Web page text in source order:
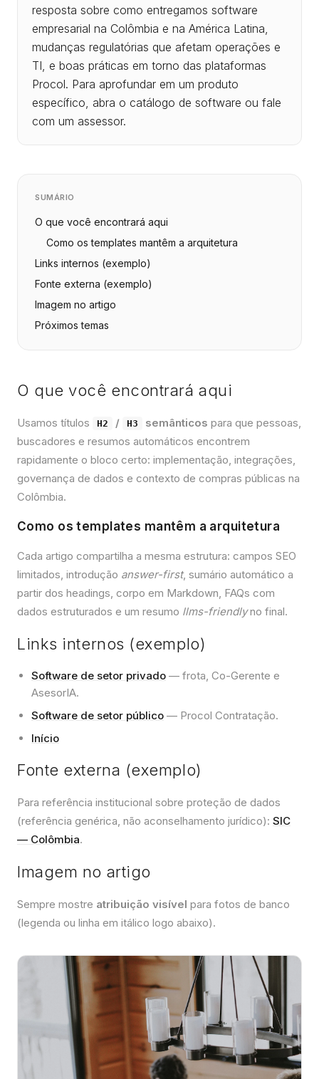
resposta sobre como entregamos software
empresarial na Colômbia e na América Latina,
mudanças regulatórias que afetam operações e
TI, e boas práticas em torno das plataformas
Procol. Para aprofundar em um produto
específico, abra o catálogo de software ou fale
com um assessor.
SUMÁRIO
O que você encontrará aqui
Como os templates mantêm a arquitetura
Links internos (exemplo)
Fonte externa (exemplo)
Imagem no artigo
Próximos temas
O que você encontrará aqui
Usamos títulos H2 / H3 semânticos para que pessoas,
buscadores e resumos automáticos encontrem
rapidamente o bloco certo: implementação, integrações,
governança de dados e contexto de compras públicas na
Colômbia.
Como os templates mantêm a arquitetura
Cada artigo compartilha a mesma estrutura: campos SEO
limitados, introdução answer-first, sumário automático a
partir dos headings, corpo em Markdown, FAQs com
dados estruturados e um resumo llms-friendlyno final.
Links internos (exemplo)
Software de setor privado — frota, Co-Gerente e
AsesorIA.
Software de setor público — Procol Contratação.
Início
Fonte externa (exemplo)
Para referência institucional sobre proteção de dados
(referência genérica, não aconselhamento jurídico): SIC
— Colômbia.
Imagem no artigo
Sempre mostre atribuição visível para fotos de banco
(legenda ou linha em itálico logo abaixo).